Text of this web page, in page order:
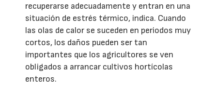
recuperarse adecuadamente y entran en una
situación de estrés térmico, indica. Cuando
las olas de calor se suceden en periodos muy
cortos, los daños pueden ser tan
importantes que los agricultores se ven
obligados a arrancar cultivos hortícolas
enteros.